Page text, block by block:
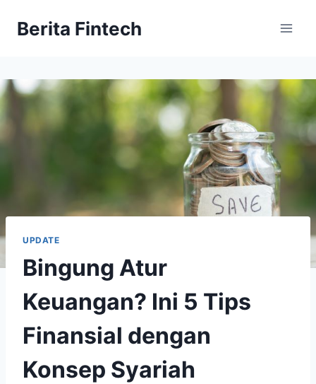
Berita Fintech
UPDATE
Bingung Atur
Keuangan? Ini 5 Tips
Finansial dengan
Konsep Syariah